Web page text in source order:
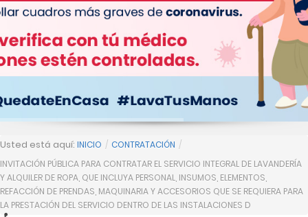
Usted está aquí: INICIO / CONTRATACIÓN /
INVITACIÓN PÚBLICA PARA CONTRATAR EL SERVICIO INTEGRAL DE LAVANDERÍA
Y ALQUILER DE ROPA, QUE INCLUYA PERSONAL, INSUMOS, ELEMENTOS,
REFACCIÓN DE PRENDAS, MAQUINARIA Y ACCESORIOS QUE SE REQUIERA PARA
LA PRESTACIÓN DEL SERVICIO DENTRO DE LAS INSTALACIONES D